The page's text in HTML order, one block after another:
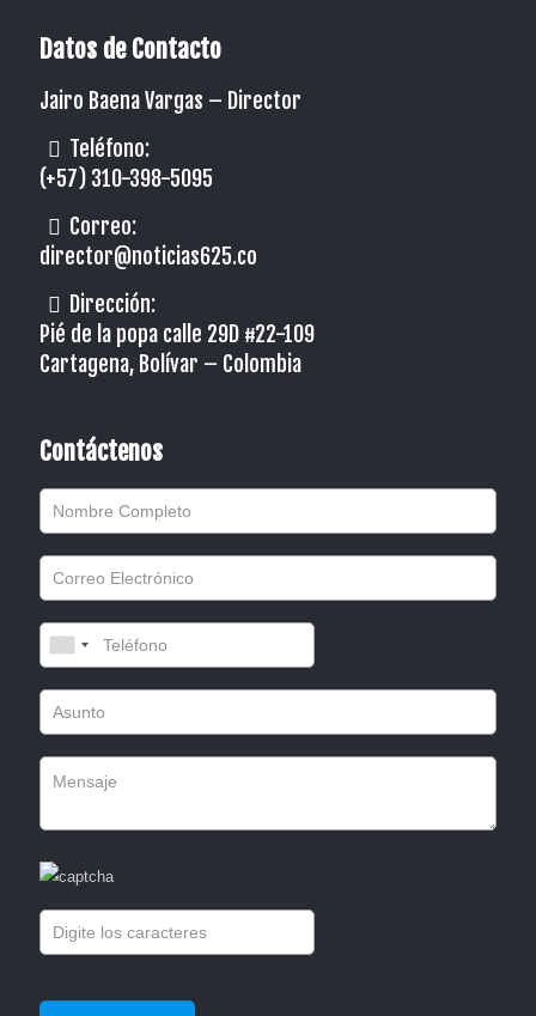
Datos de Contacto
Jairo Baena Vargas – Director
Teléfono:
(+57) 310-398-5095
Correo:
director@noticias625.co
Dirección:
Pié de la popa calle 29D #22-109
Cartagena, Bolívar – Colombia
Contáctenos